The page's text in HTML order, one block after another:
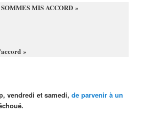
SOMMES MIS ACCORD »
»
vendredi et samedi,de parvenir à un